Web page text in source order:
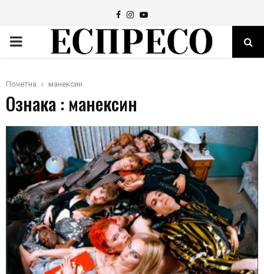
Facebook
Instagram
Youtube
PRIMARY
Почетна манексин
Ознака : манексин